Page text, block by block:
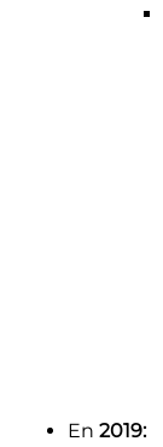
En 2019: